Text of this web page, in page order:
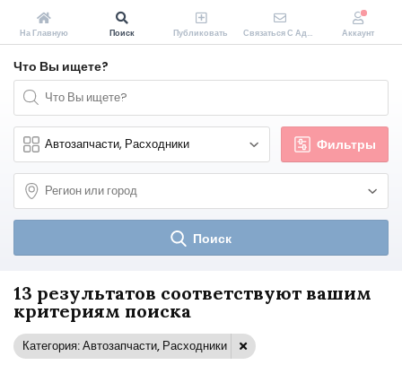
Что Вы ищете?
Фильтры
Поиск
13 результатов соответствуют вашим
критериям поиска
Категория: Автозапчасти, Расходники
На Главную Поиск Публиковать Связаться С Администрацией Zakopeiki.by Аккаунт